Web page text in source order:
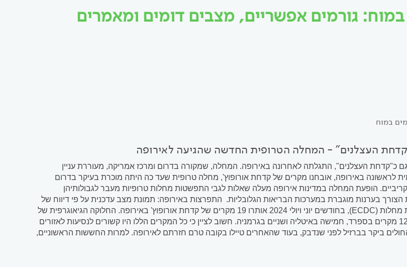
במוח: גורמים אפשריים, מצבים דומים ומאמרים
במוח
העצלנים" - המחלה הטרופית החדשה שהגיעה לאירופה
כ"קדחת העצלנים", התגלתה לאחרונה באירופה. המחלה, שמקורה בדרום ומרכז אמריקה, מעוררת עניין
לראשונה באירופה, אובחנו מקרים של קדחת אורופוץ', מחלה טרופית שעד כה היתה מוכרת בעיקר בדרום
הופעת המחלה במדינות אירופה מעלה שאלות לגבי התפשטות מחלות טרופיות מעבר לגבולותיהן
הצורך בערנות מוגברת במערכות הבריאות הגלובליות. התפרצות באירופה: תמונת מצב עדכנית על פי דיווח של
המרכז האירופאי למניעת מחלות (ECDC), בחודשים יוני ויולי 2024 אותרו 19 מקרים של קדחת אורופוץ' באירופה. החלוקה הגיאוגרפית של
המקרים היתה כדלקמן: 12 מקרים בספרד, חמישה באיטליה ושניים בגרמניה. חשוב לציין כי כל המקרים הללו היו קשורים לנסיעות לאזורים
ביקר בברזיל לפני שנדבק, בעוד שהאחרים טיילו בקובה טרם חזרתם לאירופה. למרות החששות הראשוניים,